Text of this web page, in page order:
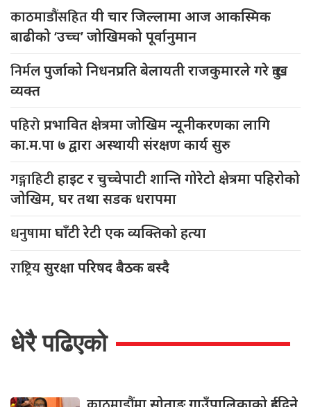
काठमाडौंसहितयी चार जिल्लामा आज आकस्मिक
बाढीको ‘उच्च’ जोखिमको पूर्वानुमान
निर्मलपुर्जाको निधनप्रति बेलायती राजकुमारले गरे दुःख
व्यक्त
पहिरोप्रभावित क्षेत्रमा जोखिम न्यूनीकरणका लागि
का.म.पा ७ द्वारा अस्थायी संरक्षण कार्य सुरु
गङ्गाहिटीहाइट र चुच्चेपाटी शान्ति गोरेटो क्षेत्रमा पहिरोको
जोखिम, घर तथा सडक धरापमा
धनुषामाघाँटी रेटी एक व्यक्तिको हत्या
राष्ट्रियसुरक्षा परिषद बैठक बस्दै
धेरै पढिएको